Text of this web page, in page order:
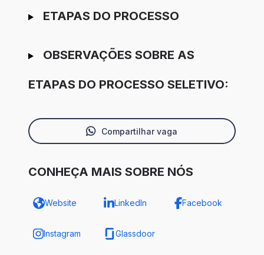
ETAPAS DO PROCESSO
OBSERVAÇÕES SOBRE AS
ETAPAS DO PROCESSO SELETIVO:
Compartilhar vaga
CONHEÇA MAIS SOBRE NÓS
Website LinkedIn Facebook
Instagram Glassdoor